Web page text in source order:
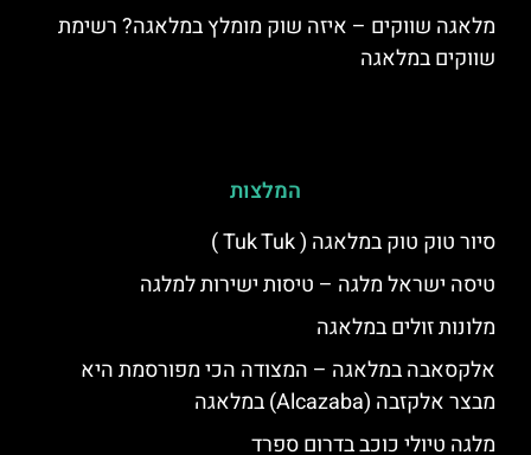
מלאגה שווקים – איזה שוק מומלץ במלאגה? רשימת
שווקים במלאגה
המלצות
סיור טוק טוק במלאגה ( Tuk Tuk )
טיסה ישראל מלגה – טיסות ישירות למלגה
מלונות זולים במלאגה
אלקסאבה במלאגה – המצודה הכי מפורסמת היא
מבצר אלקזבה (Alcazaba) במלאגה
מלגה טיולי כוכב בדרום ספרד